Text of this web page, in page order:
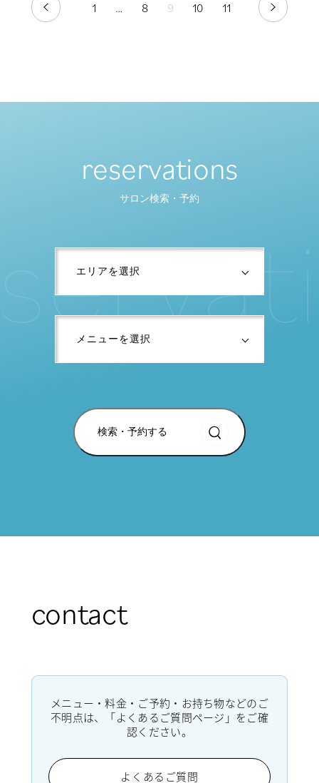
PREV 1 … 8 9 10 11 NEXT
reservations
サロン検索・予約
検索・予約する
ervati
contact
メニュー・料金・ご予約・お持ち物などのご
不明点は、「よくあるご質問ページ」をご確
認ください。
よくあるご質問